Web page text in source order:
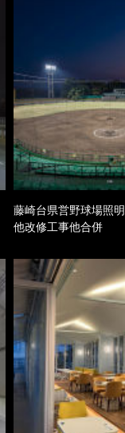
藤崎台県営野球場照
他改修工事他合併